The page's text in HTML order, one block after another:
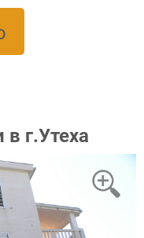
г.Утеха